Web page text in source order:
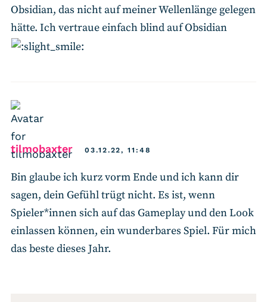
Obsidian, das nicht auf meiner Wellenlänge gelegen
hätte. Ich vertraue einfach blind auf Obsidian
tilmobaxtersays:03.12.22, 11:48
Bin glaube ich kurz vorm Ende und ich kann dir
sagen, dein Gefühl trügt nicht. Es ist, wenn
Spieler*innen sich auf das Gameplay und den Look
einlassen können, ein wunderbares Spiel. Für mich
das beste dieses Jahr.